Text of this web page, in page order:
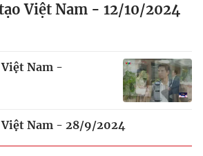
Việt Nam - 12/10/2024
Nam -
Nam - 28/9/2024